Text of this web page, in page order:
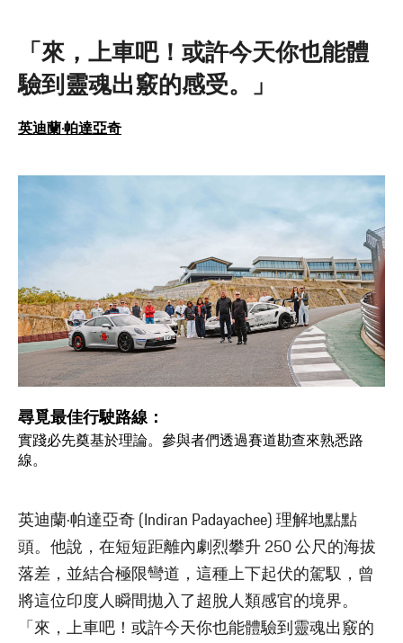
「來，上車吧！或許今天你也能體
驗到靈魂出竅的感受。」
英迪蘭·帕達亞奇
尋覓最佳行駛路線：
實踐必先奠基於理論。參與者們透過賽道勘查來熟悉路
線。
英迪蘭·帕達亞奇 (Indiran Padayachee) 理解地點點
頭。他說，在短短距離內劇烈攀升 250 公尺的海拔
落差，並結合極限彎道，這種上下起伏的駕馭，曾
將這位印度人瞬間拋入了超脫人類感官的境界。
「來，上車吧！或許今天你也能體驗到靈魂出竅的